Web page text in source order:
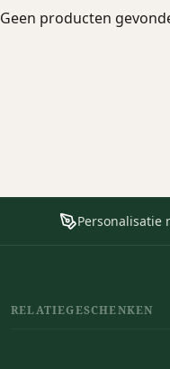
Geen producten
Personalisatie
RELATIEGESCHENKEN